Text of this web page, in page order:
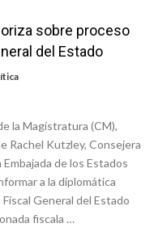
sobre proceso
del Estado
la Magistratura (CM),
Rachel Kutzley, Consejera
de los Estados
a la diplomática
General del Estado
fiscala …